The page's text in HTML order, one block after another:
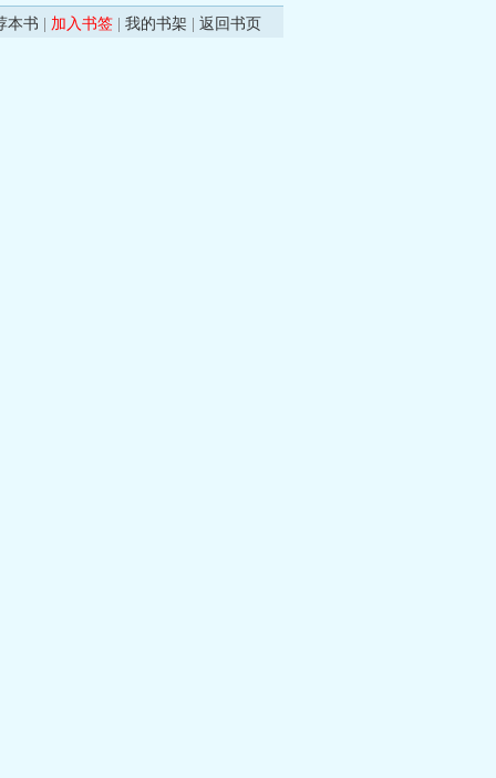
本书 加入书签 我的书架 返回书页